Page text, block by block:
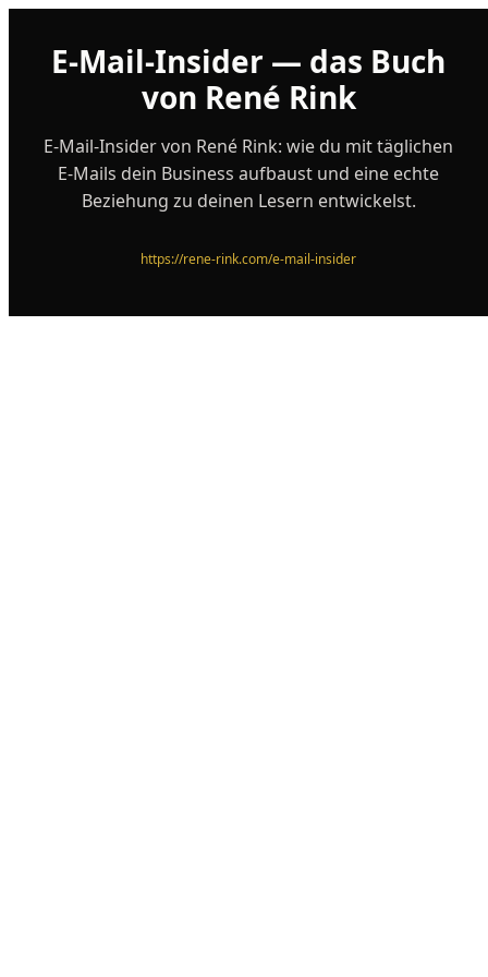
E-Mail-Insider — das Buch
von René Rink
E-Mail-Insider von René Rink: wie du mit täglichen
E-Mails dein Business aufbaust und eine echte
Beziehung zu deinen Lesern entwickelst.
https://rene-rink.com/e-mail-insider